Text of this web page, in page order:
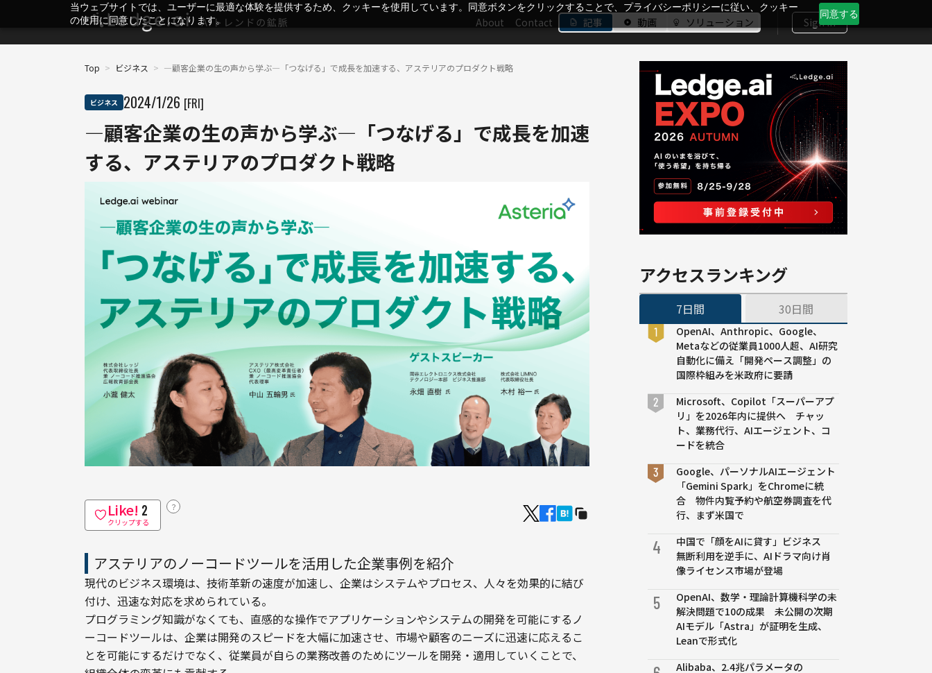
当ウェブサイトでは、ユーザーに最適な体験を提供するため、クッキーを使用しています。同意ボタンをクリックすることで、プライバシーポリシーに従い、クッキー
の使用に同意したことになります。
同意する
About Contact 記事 動画 ソリューション Sign In
Top > ビジネス > ―顧客企業の生の声から学ぶ―「つなげる」で成長を加速する、アステリアのプロダクト戦略
ビジネス 2024/1/26 [FRI]
―顧客企業の生の声から学ぶ―「つなげる」で成長を加速
する、アステリアのプロダクト戦略
Like! 2
クリップする
？
アステリアのノーコードツールを活用した企業事例を紹介
現代のビジネス環境は、技術革新の速度が加速し、企業はシステムやプロセス、人々を効果的に結び
付け、迅速な対応を求められている。
プログラミング知識がなくても、直感的な操作でアプリケーションやシステムの開発を可能にするノ
ーコードツールは、企業は開発のスピードを大幅に加速させ、市場や顧客のニーズに迅速に応えるこ
とを可能にするだけでなく、従業員が自らの業務改善のためにツールを開発・適用していくことで、
アクセスランキング
7日間 30日間
OpenAI、Anthropic、Google、
Metaなどの従業員1000人超、AI研究
自動化に備え「開発ペース調整」の
国際枠組みを米政府に要請
Microsoft、Copilot「スーパーアプ
リ」を2026年内に提供へ チャッ
ト、業務代行、AIエージェント、コ
ードを統合
Google、パーソナルAIエージェント
「Gemini Spark」をChromeに統
合 物件内覧予約や航空券調査を代
行、まず米国で
4
中国で「顔をAIに貸す」ビジネス
無断利用を逆手に、AIドラマ向け肖
像ライセンス市場が登場
5
OpenAI、数学・理論計算機科学の未
解決問題で10の成果 未公開の次期
AIモデル「Astra」が証明を生成、
Leanで形式化
Alibaba、2.4兆パラメータの